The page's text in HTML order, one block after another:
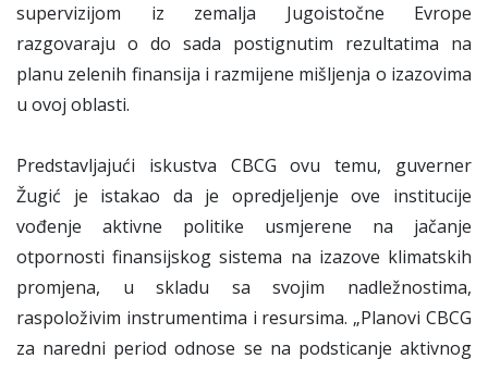
supervizijom iz zemalja Jugoistočne Evrope
razgovaraju o do sada postignutim rezultatima na
planu zelenih finansija i razmijene mišljenja o izazovima
u ovoj oblasti.
Predstavljajući iskustva CBCG ovu temu, guverner
Žugić je istakao da je opredjeljenje ove institucije
vođenje aktivne politike usmjerene na jačanje
otpornosti finansijskog sistema na izazove klimatskih
promjena, u skladu sa svojim nadležnostima,
raspoloživim instrumentima i resursima. „Planovi CBCG
za naredni period odnose se na podsticanje aktivnog